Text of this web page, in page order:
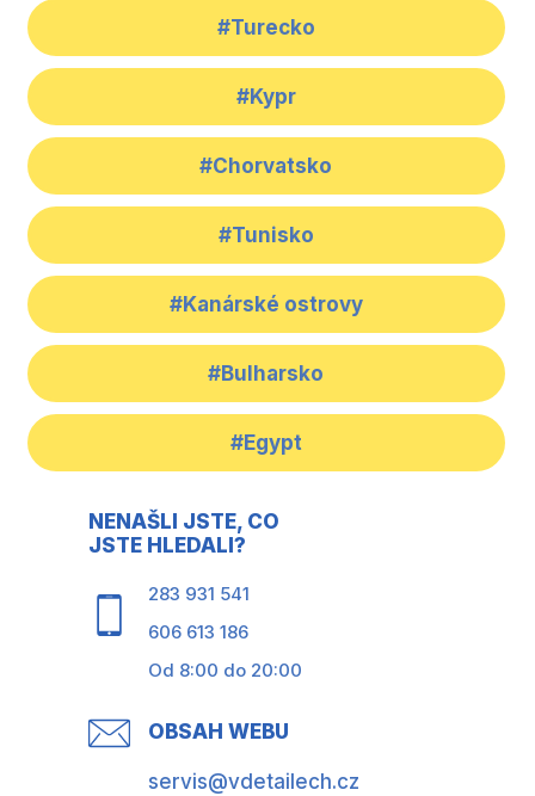
#Turecko
#Kypr
#Chorvatsko
#Tunisko
#Kanárské ostrovy
#Bulharsko
#Egypt
NENAŠLI JSTE, CO
JSTE HLEDALI?
283 931 541
606 613 186
Od 8:00 do 20:00
OBSAH WEBU
servis@vdetailech.cz